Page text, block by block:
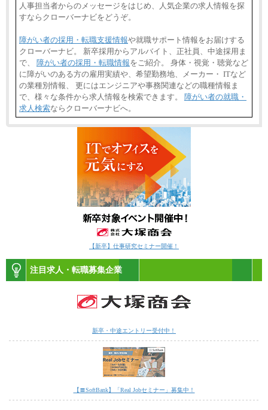
人事担当者からのメッセージをはじめ、人気企業の求人情報を探
すならクローバーナビをどうぞ。
障がい者の採用・転職支援情報や就職サポート情報をお届けする
クローバーナビ。 新卒採用からアルバイト、正社員、中途採用ま
で、 障がい者の採用・転職情報をご紹介。 身体・視覚・聴覚など
に障がいのある方の雇用実績や、希望勤務地、メーカー・ ITなど
の業種別情報、 更にはエンジニアや事務関連などの職種情報ま
で、様々な条件から求人情報を検索できます。 障がい者の就職・
求人検索ならクローバーナビへ。
【新卒】仕事研究セミナー開催！
注目求人・転職募集企業
新卒・中途エントリー受付中！
【〓SoftBank】「Real Jobセミナー」募集中！